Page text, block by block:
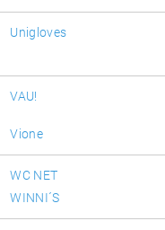
Unigloves
VAU!
Vione
WC NET
WINNI´S